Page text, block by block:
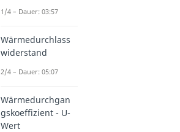
1/4 – Dauer: 03:57
Wärmedurchlass
widerstand
2/4 – Dauer: 05:07
Wärmedurchgan
gskoeffizient - U-
Wert